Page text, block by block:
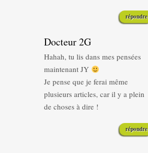
répondre
Docteur 2G
Hahah, tu lis dans mes pensées
maintenant JY
Je pense que je ferai même
plusieurs articles, car il y a plein
de choses à dire !
répondre